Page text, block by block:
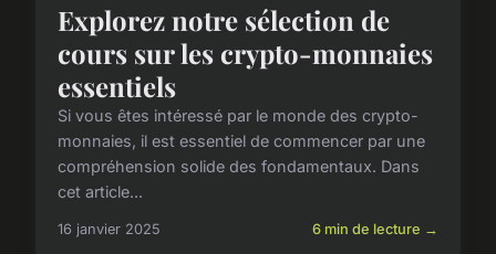
Explorez notre sélection de
cours sur les crypto-monnaies
essentiels
Si vous êtes intéressé par le monde des crypto-
monnaies, il est essentiel de commencer par une
compréhension solide des fondamentaux. Dans
cet article...
16 janvier 2025 6 min de lecture →